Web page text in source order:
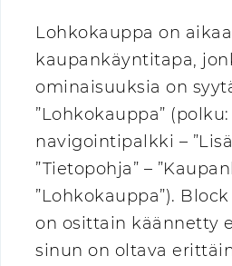
Lohkokauppa on
kaupankäyntitapa,
ominaisuuksia on
”Lohkokauppa” (polku:
navigointipalkki –
”Tietopohja” –
”Lohkokauppa”).
on osittain käännetty
sinun on oltava